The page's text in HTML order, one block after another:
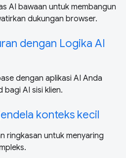
AI bawaan untuk membangun
dukungan browser.
dengan Logika AI
dengan aplikasi AI Anda
AI sisi klien.
konteks kecil
ringkasan untuk menyaring